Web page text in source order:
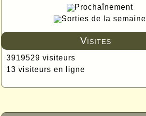
Prochaînement
Sorties de la semaine
Visites
3919529 visiteurs
13 visiteurs en ligne